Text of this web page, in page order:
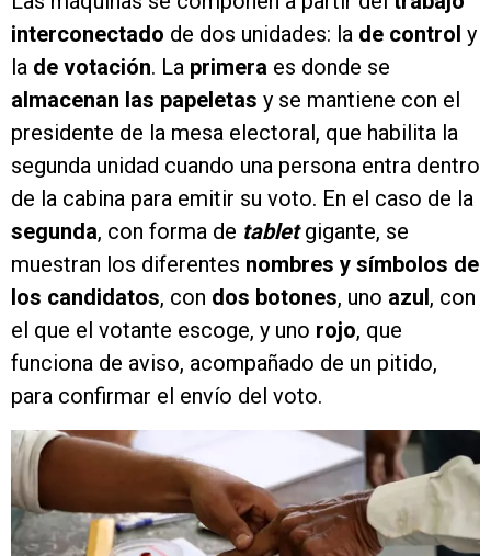
interconectado de dos unidades: la de control y
la de votación. La primera es donde se
almacenan las papeletas y se mantiene con el
presidente de la mesa electoral, que habilita la
segunda unidad cuando una persona entra dentro
de la cabina para emitir su voto. En el caso de la
segunda, con forma de tabletgigante, se
muestran los diferentes nombres y símbolos de
los candidatos, con dos botones, uno azul, con
el que el votante escoge, y uno rojo, que
funciona de aviso, acompañado de un pitido,
para confirmar el envío del voto.